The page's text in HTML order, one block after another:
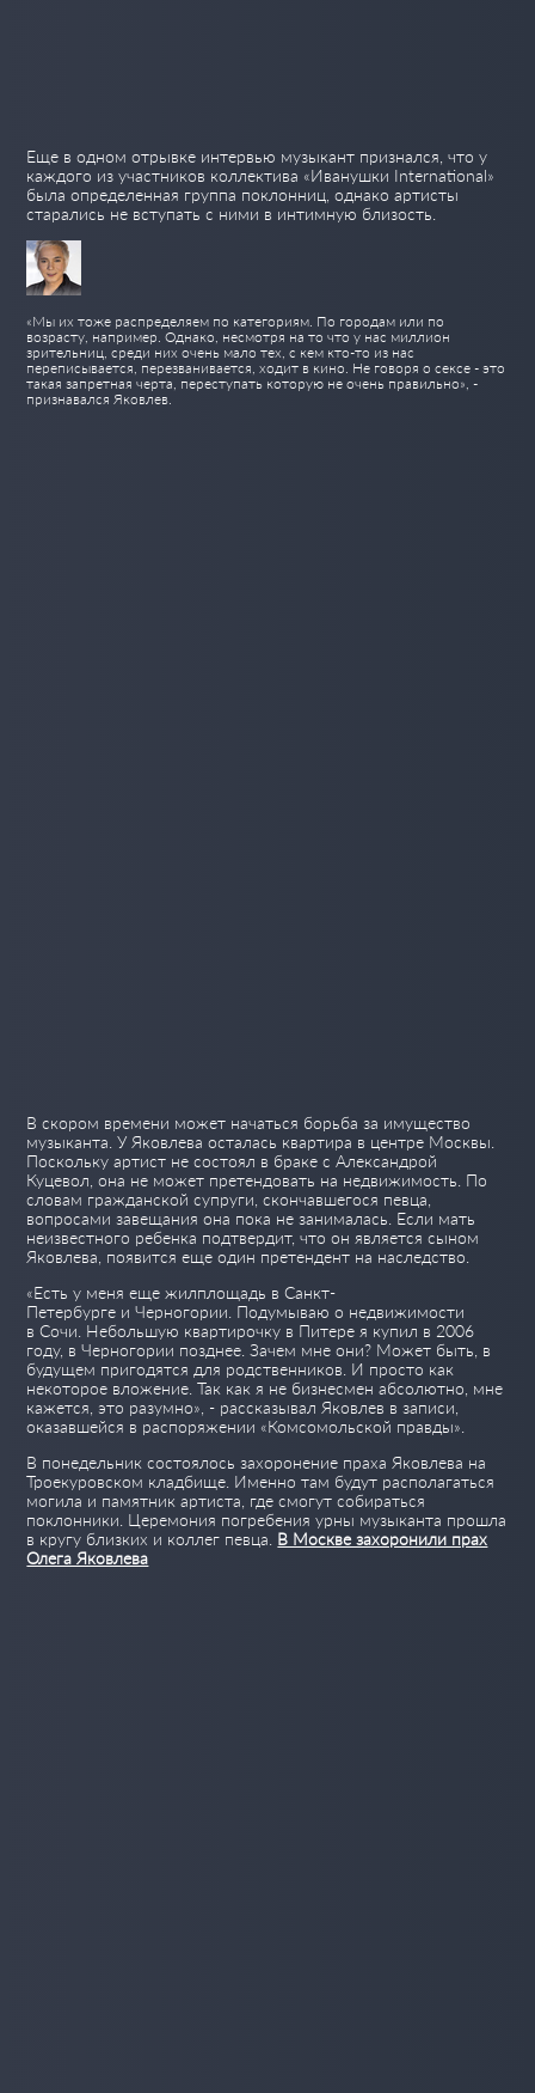
Еще в одном отрывке интервью музыкант признался, что у
каждого из участников коллектива «Иванушки International»
была определенная группа поклонниц, однако артисты
старались не вступать с ними в интимную близость.
«Мы их тоже распределяем по категориям. По городам или по
возрасту, например. Однако, несмотря на то что у нас миллион
зрительниц, среди них очень мало тех, с кем кто-то из нас
переписывается, перезванивается, ходит в кино. Не говоря о сексе - это
такая запретная черта, переступать которую не очень правильно», -
признавался Яковлев.
В скором времени может начаться борьба за имущество
музыканта. У Яковлева осталась квартира в центре Москвы.
Поскольку артист не состоял в браке с Александрой
Куцевол, она не может претендовать на недвижимость. По
словам гражданской супруги, скончавшегося певца,
вопросами завещания она пока не занималась. Если мать
неизвестного ребенка подтвердит, что он является сыном
Яковлева, появится еще один претендент на наследство.
«Есть у меня еще жилплощадь в Санкт-
Петербурге и Черногории. Подумываю о недвижимости
в Сочи. Небольшую квартирочку в Питере я купил в 2006
году, в Черногории позднее. Зачем мне они? Может быть, в
будущем пригодятся для родственников. И просто как
некоторое вложение. Так как я не бизнесмен абсолютно, мне
кажется, это разумно», - рассказывал Яковлев в записи,
оказавшейся в распоряжении «Комсомольской правды»
В понедельник состоялось захоронение праха Яковлева на
Троекуровском кладбище. Именно там будут располагаться
могила и памятник артиста, где смогут собираться
поклонники. Церемония погребения урны музыканта прошла
в кругу близких и коллег певца. В Москве захоронили прах
Олега Яковлева